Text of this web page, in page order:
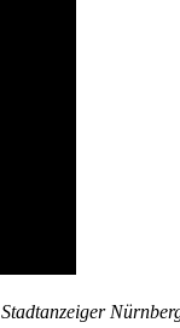
Stadtanzeiger